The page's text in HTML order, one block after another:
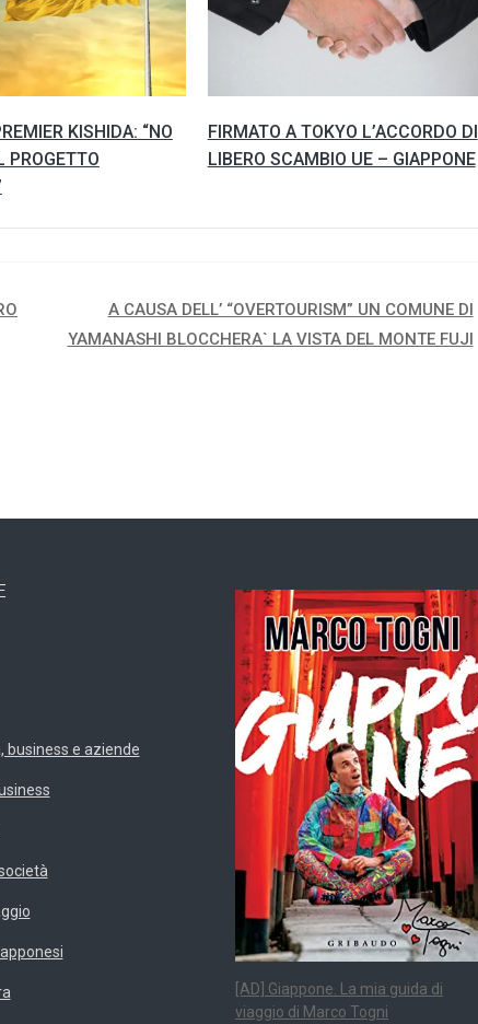
KISHIDA: “NO
PROGETTO
FIRMATO A TOKYO L’ACCORDO DI
LIBERO SCAMBIO UE – GIAPPONE
A CAUSA DELL’ “OVERTOURISM” UN COMUNE DI
YAMANASHI BLOCCHERA` LA VISTA DEL MONTE FUJI
business e aziende
[AD] Giappone. La mia guida di
viaggio di Marco Togni